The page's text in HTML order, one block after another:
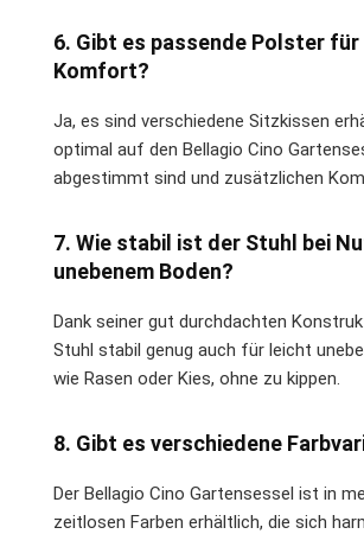
6. Gibt es passende Polster für
Komfort?
Ja, es sind verschiedene Sitzkissen
optimal auf den Bellagio Cino
abgestimmt sind und zusätzlichen
7. Wie stabil ist der Stuhl bei
unebenem Boden?
Dank seiner gut durchdachten
Stuhl stabil genug auch für leicht
wie Rasen oder Kies, ohne zu kippen.
8. Gibt es verschiedene
Der Bellagio Cino Gartensessel ist in
zeitlosen Farben erhältlich, die sich